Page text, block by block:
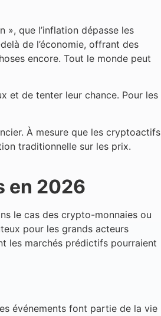
que l’inflation dépasse les
de l’économie, offrant des
encore. Tout le monde peut
et de tenter leur chance. Pour les
À mesure que les cryptoactifs
traditionnelle sur les prix.
en 2026
le cas des crypto-monnaies ou
pour les grands acteurs
les marchés prédictifs pourraient
événements font partie de la vie